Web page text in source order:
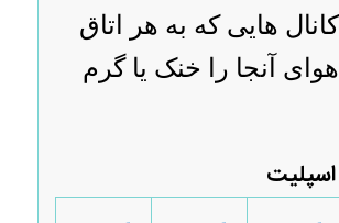
هایی که به هر اتاق
آنجا را خنک یا گرم